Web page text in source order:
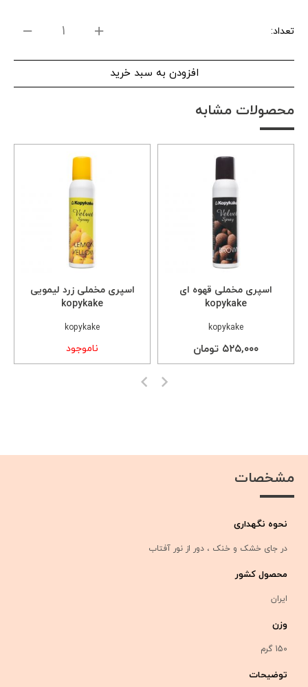
تعداد:
افزودن به سبد خرید
محصولات مشابه
اسپری مخملی قهوه ای
kopykake
kopykake
۵۲۵,۰۰۰ تومان
اسپری مخملی زرد لیمویی
kopykake
kopykake
ناموجود
مشخصات
نحوه نگهداری
در جای خشک و خنک ، دور از نور آفتاب
محصول کشور
ایران
وزن
150 گرم
توضیحات